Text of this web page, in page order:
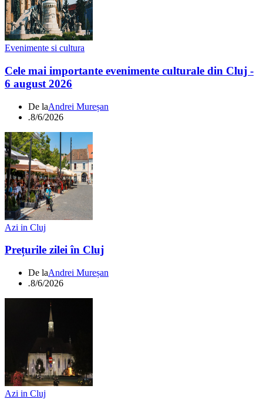
Evenimente si cultura
Cele mai importante evenimente culturale din Cluj -
6 august 2026
De laAndrei Mureșan
.8/6/2026
Azi in Cluj
Prețurile zilei în Cluj
De laAndrei Mureșan
.8/6/2026
Azi in Cluj